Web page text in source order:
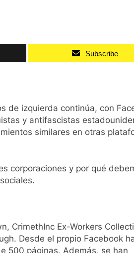
Subscribe
de izquierda continúa, con
y antifascistas
similares en otras
corporaciones y por qué
CrimethInc Ex-Workers
. Desde el propio Facebook
500 páginas. Además, se han